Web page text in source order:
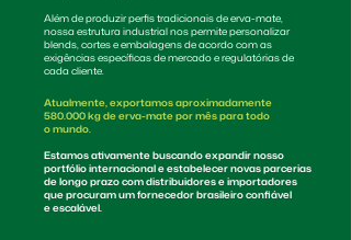
Além de produzir perfis tradicionais de erva-mate,
nossa estrutura industrial nos permite personalizar
blends, cortes e embalagens de acordo com as
exigências específicas de mercado e regulatórias de
cada cliente.
Atualmente, exportamos aproximadamente
580.000 kg de erva-mate por mês para todo
o mundo.
Estamos ativamente buscando expandir nosso
portfólio internacional e estabelecer novas parcerias
de longo prazo com distribuidores e importadores
que procuram um fornecedor brasileiro confiável
e escalável.